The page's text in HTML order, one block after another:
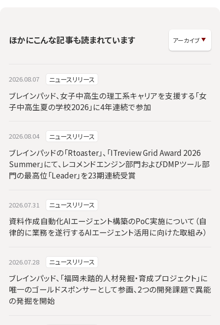
ほかにこんな記事も読まれています
2026.08.07 ニュースリリース
ブレインパッド、女子中高生の理工系キャリアを支援する「女
子中高生夏の学校2026」に4年連続で参加
2026.08.04 ニュースリリース
ブレインパッドの「Rtoaster」、「ITreview Grid Award 2026
Summer」にて、レコメンドエンジン部門およびDMPツール部
門の最高位「Leader」を23期連続受賞
2026.07.31 ニュースリリース
資料作成自動化AIエージェント構築のPoC実施について（自
律的に業務を遂行するAIエージェント活用に向けた取組み）
2026.07.28 ニュースリリース
ブレインパッド、「福岡未踏的人材発掘・育成プロジェクト」に
唯一のゴールドスポンサーとして参画、2つの開発課題で異能
の発掘を開始